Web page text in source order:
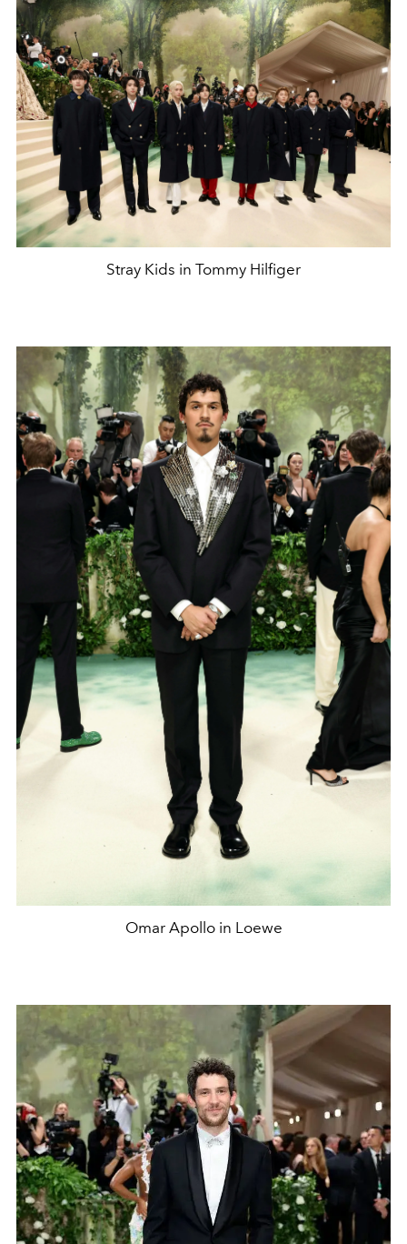
Stray Kids in Tommy Hilfiger
Omar Apollo in Loewe